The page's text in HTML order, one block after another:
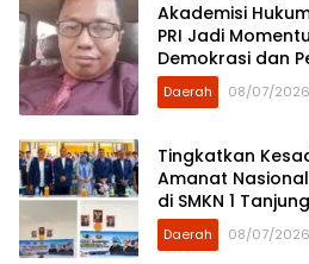
Akademisi
PRI Jadi
Demokrasi dan
Rakyat
Daerah 08/07/2026
Tingkatkan
Amanat Nasional
di SMKN 1
Daerah 08/07/2026